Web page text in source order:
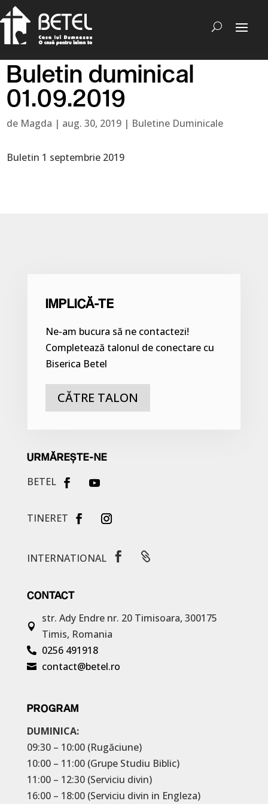
Buletin duminical
01.09.2019
de Magda | aug. 30, 2019 | Buletine Duminicale
Buletin 1 septembrie 2019
IMPLICĂ-TE
Ne-am bucura să ne contactezi!
Completează talonul de conectare cu
Biserica Betel
CĂTRE TALON
URMĂREȘTE-NE
BETEL
TINERET
INTERNATIONAL  
CONTACT

str. Ady Endre nr. 20 Timisoara, 300175
Timis, Romania
 0256 491918
 contact@betel.ro
PROGRAM
DUMINICA:
09:30 – 10:00 (Rugăciune)
10:00 – 11:00 (Grupe Studiu Biblic)
11:00 – 12:30 (Serviciu divin)
16:00 – 18:00 (Serviciu divin in Engleza)